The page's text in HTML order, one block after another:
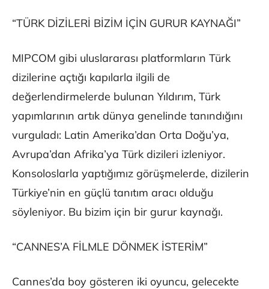
“TÜRK DİZİLERİ BİZİM İÇİN GURUR KAYNAĞI”
MIPCOM gibi uluslararası platformların Türk
dizilerine açtığı kapılarla ilgili de
değerlendirmelerde bulunan Yıldırım, Türk
yapımlarının artık dünya genelinde tanındığını
vurguladı: Latin Amerika’dan Orta Doğu’ya,
Avrupa’dan Afrika’ya Türk dizileri izleniyor.
Konsoloslarla yaptığımız görüşmelerde, dizilerin
Türkiye’nin en güçlü tanıtım aracı olduğu
söyleniyor. Bu bizim için bir gurur kaynağı.
“CANNES’A FİLMLE DÖNMEK İSTERİM”
Cannes’da boy gösteren iki oyuncu, gelecekte